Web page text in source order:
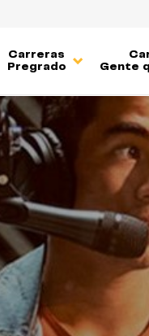
Carreras
Pregrado
Gente